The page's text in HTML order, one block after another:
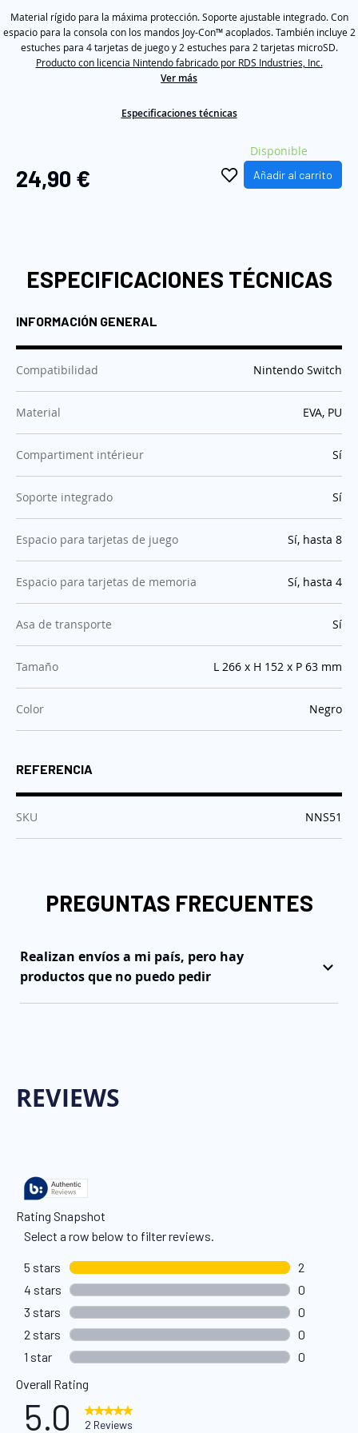
galería
de
imágenes
stars,
average
rating
value.
Read
Material rígido para la máxima protección. Soporte ajustable integrado. Con
espacio para la consola con los mandos Joy-Con™ acoplados. También incluye 2
estuches para 4 tarjetas de juego y 2 estuches para 2 tarjetas microSD.
Producto con licencia Nintendo fabricado por RDS Industries, Inc.
Ver más
Especificaciones técnicas
24,90 €
Disponible
Añadir al carrito
ESPECIFICACIONES TÉCNICAS
INFORMACIÓN GENERAL
Compatibilidad :Nintendo Switch
Material :EVA, PU
Compartiment intérieur :Sí
Soporte integrado :Sí
Espacio para tarjetas de juego :Sí, hasta 8
Espacio para tarjetas de memoria :Sí, hasta 4
Asa de transporte :Sí
Tamaño :L 266 x H 152 x P 63 mm
Color :Negro
REFERENCIA
SKU :NNS51
PREGUNTAS FRECUENTES
Realizan envíos a mi país, pero hay
productos que no puedo pedir